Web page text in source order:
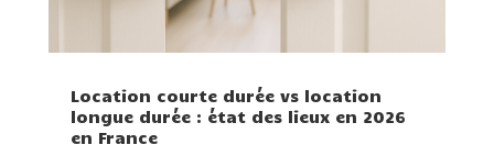
Location courte durée vs location
longue durée : état des lieux en 2026
en France